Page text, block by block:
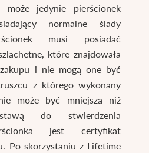
może jedynie pierścionek
normalne ślady
musi posiadać
które znajdowała
i nie mogą one być
z którego wykonany
może być mniejsza niż
do stwierdzenia
jest certyfikat
Po skorzystaniu z Lifetime